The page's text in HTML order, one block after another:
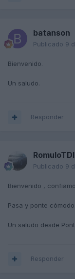
batanson
Publicado 9
Bienvenido.
Un saludo.
Responder
RomuloTDI
Publicado 9
Bienvenido ,
Pasa y ponte cómodo.
Un saludo desde
Responder